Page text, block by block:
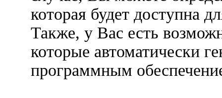
которая будет доступна
Также, у Вас есть
которые автоматически
программным